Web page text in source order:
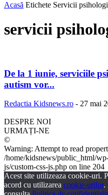
Acasă Etichete Servicii
servicii
De la 1 iunie, serviciile
autism vor...
Redactia Kidsnews.ro - 27 mai
DESPRE NOI
URMAȚI-NE
©
Warning: Attempt to read
/home/kidsnews/public_html/
js/custom-css-js.php on line 204
Acest site utilizeaza cookie-uri.
acord cu utilizarea cookie-urilor.